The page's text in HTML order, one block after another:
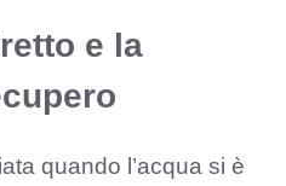
e la
quando l’acqua si è